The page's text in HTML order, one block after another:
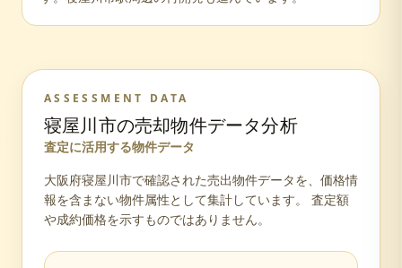
ASSESSMENT DATA
寝屋川市の売却物件データ分析
査定に活用する物件データ
大阪府寝屋川市で確認された売出物件データを、価格情
報を含まない物件属性として集計しています。 査定額
や成約価格を示すものではありません。